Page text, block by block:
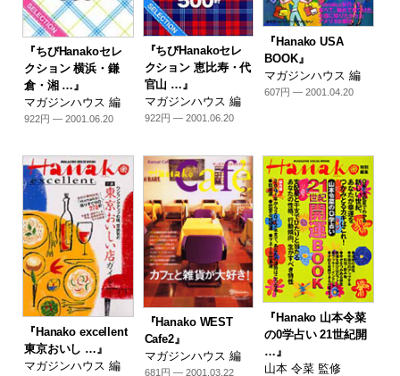
『ちびHanakoセレ
クション 横浜・鎌
倉・湘 …』
マガジンハウス 編
922円 — 2001.06.20
『ちびHanakoセレ
クション 恵比寿・代
官山 …』
マガジンハウス 編
922円 — 2001.06.20
『Hanako USA
BOOK』
マガジンハウス 編
607円 — 2001.04.20
『Hanako excellent
東京おいし …』
マガジンハウス 編
『Hanako WEST
Cafe2』
マガジンハウス 編
681円 — 2001.03.22
『Hanako 山本令菜
の0学占い 21世紀開
…』
山本 令菜 監修